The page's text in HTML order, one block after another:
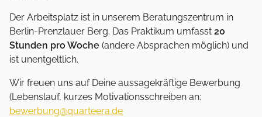
Der Arbeitsplatz ist in unserem Beratungszentrum in
Berlin-Prenzlauer Berg. Das Praktikum umfasst 20
Stunden pro Woche (andere Absprachen möglich) und
ist unentgeltlich.
Wir freuen uns auf Deine aussagekräftige Bewerbung
(Lebenslauf, kurzes Motivationsschreiben an:
bewerbung@quarteera.de